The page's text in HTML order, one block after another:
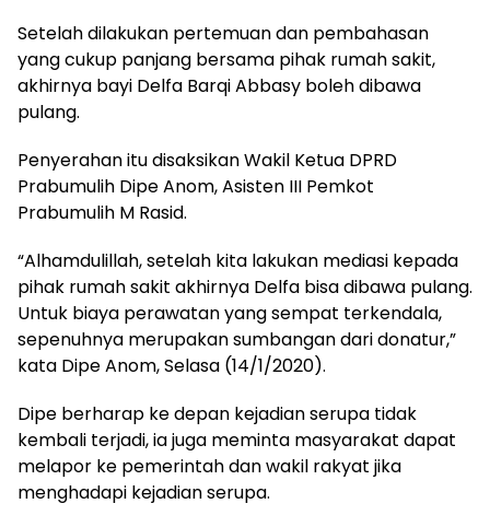
Setelah dilakukan pertemuan dan pembahasan
yang cukup panjang bersama pihak rumah sakit,
akhirnya bayi Delfa Barqi Abbasy boleh dibawa
pulang.
Penyerahan itu disaksikan Wakil Ketua DPRD
Prabumulih Dipe Anom, Asisten III Pemkot
Prabumulih M Rasid.
“Alhamdulillah, setelah kita lakukan mediasi kepada
pihak rumah sakit akhirnya Delfa bisa dibawa pulang.
Untuk biaya perawatan yang sempat terkendala,
sepenuhnya merupakan sumbangan dari donatur,”
kata Dipe Anom, Selasa (14/1/2020).
Dipe berharap ke depan kejadian serupa tidak
kembali terjadi, ia juga meminta masyarakat dapat
melapor ke pemerintah dan wakil rakyat jika
menghadapi kejadian serupa.